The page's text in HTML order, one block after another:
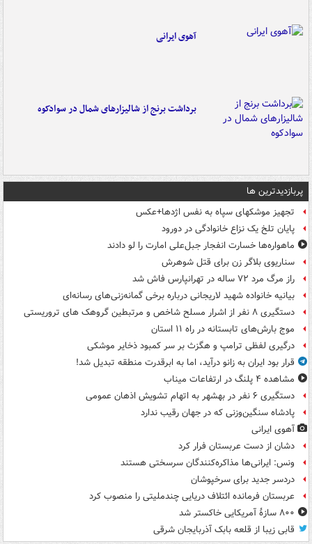
آهوی ایرانی
برداشت برنج از شالیزارهای شمال در سوادکوه
پربازدیدترین ها
تجهیز موشکهای سپاه به نفس اژدها+عکس
پایان تلخ یک نزاع خانوادگی در دورود
ماهواره‌ها خسارت انفجار جبل‌علی امارت را لو دادند
سناریوی بلاگر زن برای قتل شوهرش
راز مرگ مرد ۷۲ ساله در تهرانپارس فاش شد
بیانیه خانواده شهید لاریجانی درباره برخی گمانه‌زنی‌های رسانه‌ای
دستگیری ۸ نفر از اشرار مسلح شاخص و مرتبطین گروهک های تروریستی
موج بارش‌های تابستانه در راه ۱۱ استان
درگیری لفظی ترامپ و هگزث بر سر کمبود ذخایر موشکی
قرار بود ایران به زانو درآید، اما به ابرقدرت منطقه تبدیل شد!
مشاهده ۴ پلنگ در ارتفاعات میناب
دستگیری ۶ نفر در بهشهر به اتهام تشویش اذهان عمومی
پادشاه سنگین‌وزنی که در جهان رقیب ندارد
آهوی ایرانی
دشان از دست عربستان فرار کرد
ونس: ایرانی‌ها مذاکره‌کنندگان سرسختی هستند
دردسر جدید برای سرخپوشان
عربستان فرمانده ائتلاف دریایی چندملیتی را منصوب کرد
۸۰۰ سازۀ آمریکایی خاکستر شد
قابی زیبا از قلعه بابک آذربایجان شرقی